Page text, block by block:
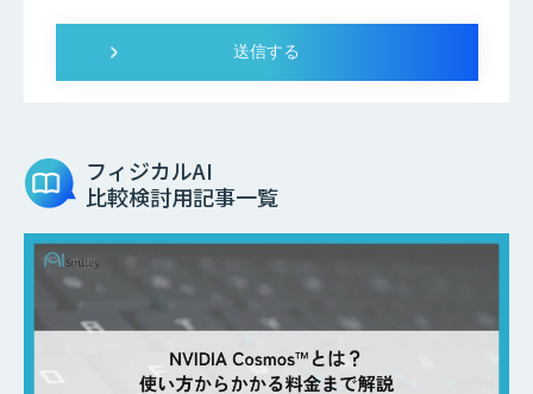
フィジカルAI
比較検討用記事一覧